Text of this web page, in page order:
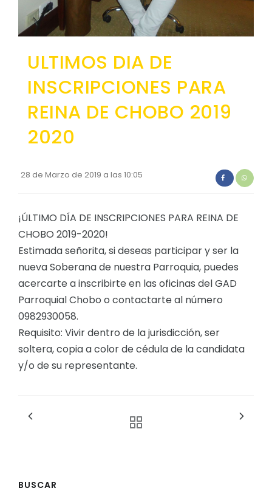
Convocatorias
GESTIÓN ADMINISTRATIVA
Plan de desarrollo y Ordenamiento Territorial -
Plan Anual Contratación - PAC
Plan Operativo Anual - POA
Convenios Institucionales
Cédulas presupuestarias y balances
Ejecución Presupuestaria
Obras y proyectos
ULTIMOS DIA DE
INSCRIPCIONES PARA
REINA DE CHOBO 2019
2020
28 de Marzo de 2019 a las 10:05
¡ÚLTIMO DÍA DE INSCRIPCIONES PARA REINA DE
CHOBO 2019-2020!
Estimada señorita, si deseas participar y ser la
nueva Soberana de nuestra Parroquia, puedes
acercarte a inscribirte en las oficinas del GAD
Parroquial Chobo o contactarte al número
0982930058.
Requisito: Vivir dentro de la jurisdicción, ser
soltera, copia a color de cédula de la candidata
y/o de su representante.
BUSCAR